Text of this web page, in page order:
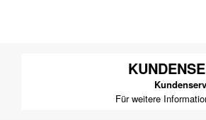
Für weitere